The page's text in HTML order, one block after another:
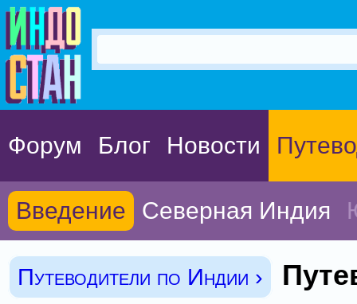
Форум Блог Новости
Введение Северная Индия
Путеводители по Индии ›